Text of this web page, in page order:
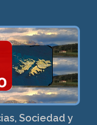
Sociedad y